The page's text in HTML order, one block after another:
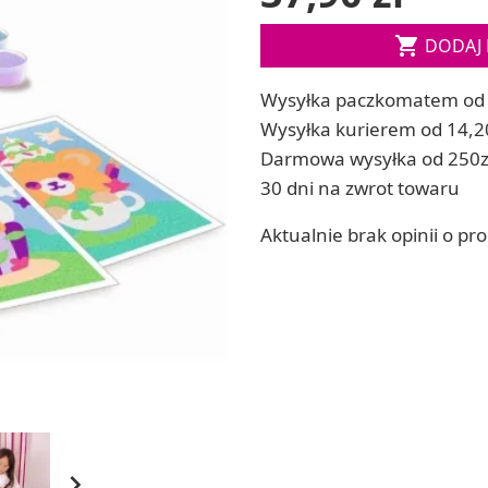
ręcznych
Zestawy do kul do kąpieli
Soda, kwasek, formy do kul do kąpieli
RZEŹBA, GLINY I ODLEWY
Lepienie i rzeźbienie
Odlewy dekoracyjne
Tworzenie z gliny polimerowej
Modelowanie dla dzieci
 DODAJ
Wysyłka paczkomatem od
Wysyłka kurierem od
Darmowa wysyłka od
30 dni na zwrot towaru
Aktualnie brak opinii o